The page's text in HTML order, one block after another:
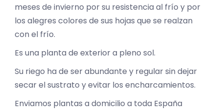
meses de invierno por su resistencia al frío y por
los alegres colores de sus hojas que se realzan
con el frío.
Es una planta de exterior a pleno sol.
Su riego ha de ser abundante y regular sin dejar
secar el sustrato y evitar los encharcamientos.
Enviamos plantas a domicilio a toda España